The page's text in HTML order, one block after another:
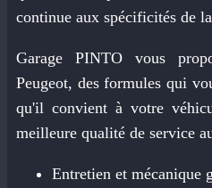
continue aux spécificités de
Garage PINTO vous
Peugeot, des formules qui
qu'il convient à votre
meilleure qualité de service
Entretien et mécanique